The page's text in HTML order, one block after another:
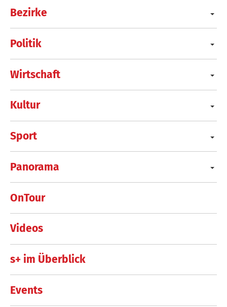
Bezirke
Politik
Wirtschaft
Kultur
Sport
Panorama
OnTour
Videos
s+ im Überblick
Events